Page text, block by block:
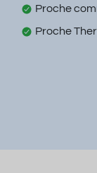
Proche
Proche